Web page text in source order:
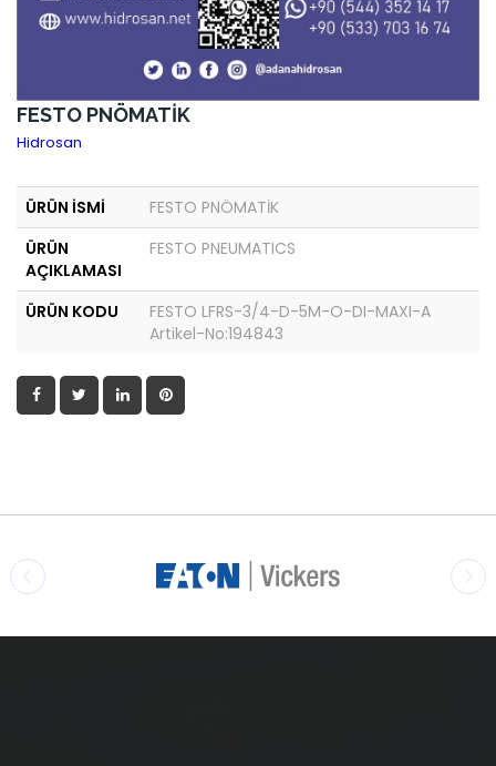
FESTO PNÖMATİK
Hidrosan
ÜRÜN İSMİ
FESTO PNÖMATİK
ÜRÜN
AÇIKLAMASI
FESTO PNEUMATICS
ÜRÜN KODU
FESTO LFRS-3/4-D-5M-O-DI-MAXI-A
Artikel-No:194843